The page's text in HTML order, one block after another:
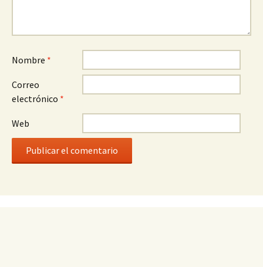
Nombre *
Correo
electrónico *
Web